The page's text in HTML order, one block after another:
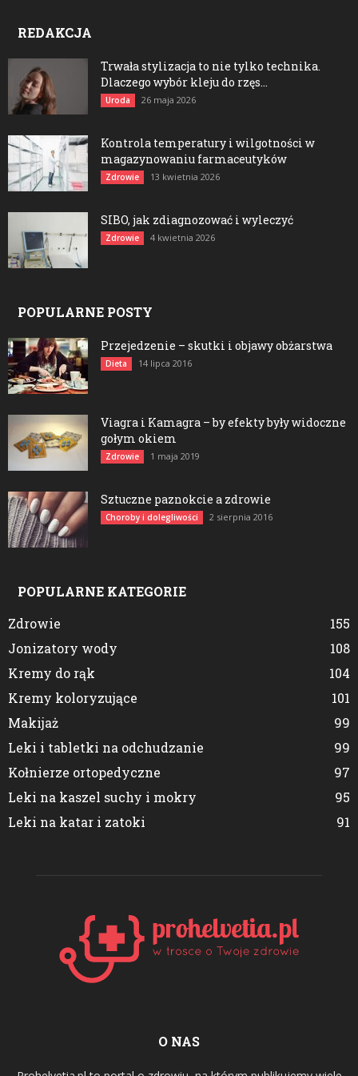
REDAKCJA
Trwała stylizacja to nie tylko technika.
Dlaczego wybór kleju do rzęs...
Uroda 26 maja 2026
Kontrola temperatury i wilgotności w
magazynowaniu farmaceutyków
Zdrowie 13 kwietnia 2026
SIBO, jak zdiagnozować i wyleczyć
Zdrowie 4 kwietnia 2026
POPULARNE POSTY
Przejedzenie – skutki i objawy obżarstwa
Dieta 14 lipca 2016
Viagra i Kamagra – by efekty były widoczne
gołym okiem
Zdrowie 1 maja 2019
Sztuczne paznokcie a zdrowie
Choroby i dolegliwości 2 sierpnia 2016
POPULARNE KATEGORIE
Zdrowie
155
Jonizatory wody
108
Kremy do rąk
104
Kremy koloryzujące
101
Makijaż
99
Leki i tabletki na odchudzanie
99
Kołnierze ortopedyczne
97
Leki na kaszel suchy i mokry
95
Leki na katar i zatoki
91
O NAS